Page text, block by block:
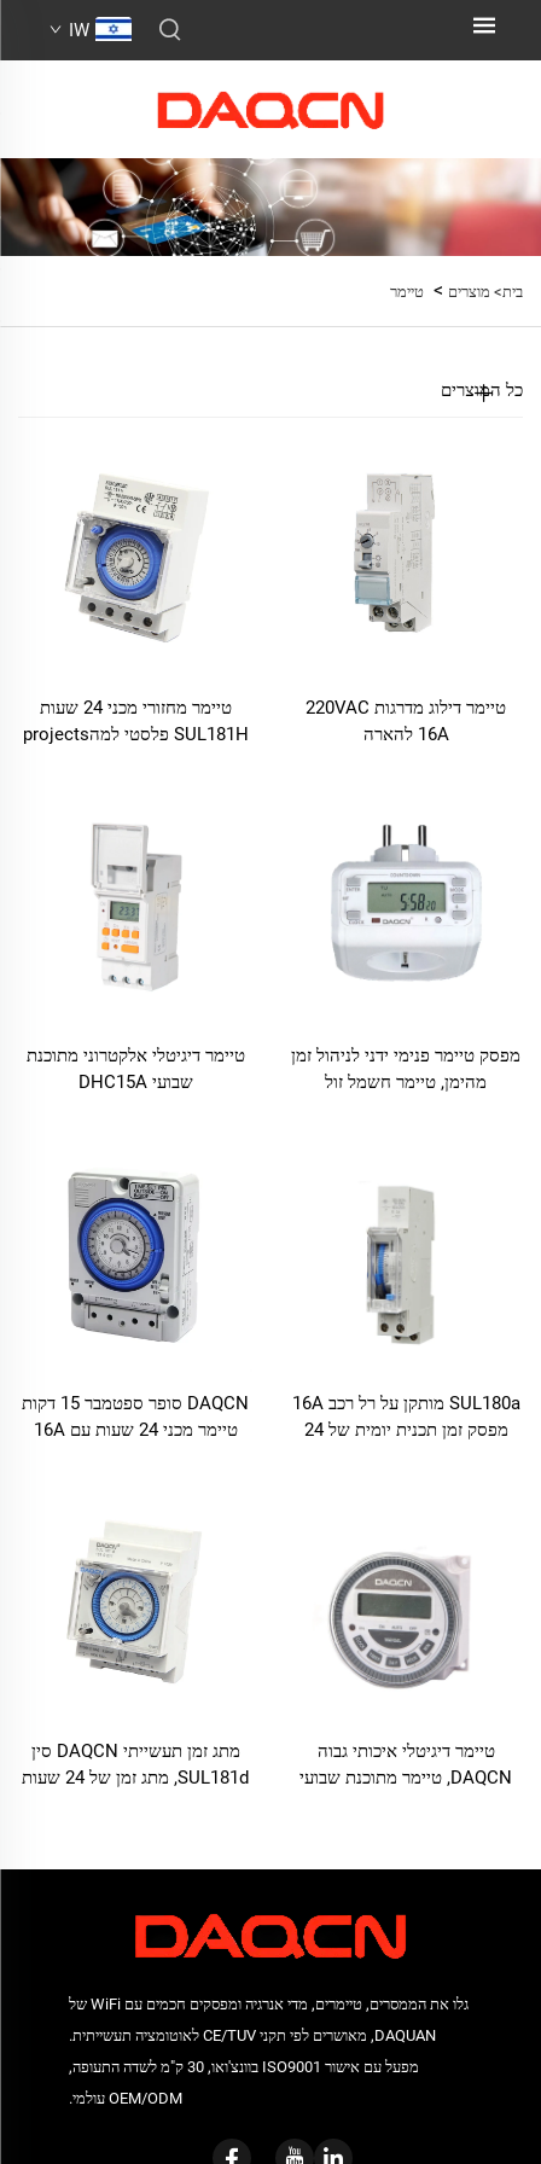
IW
בית> מוצרים > טיימר
כל המוצרים
טיימר דילוג מדרגות 220VAC
16A להארה
טיימר מחזורי מכני 24 שעות
SUL181H פלסטי למהprojects
מפסק טיימר פנימי ידני לניהול זמן
מהימן, טיימר חשמל זול
טיימר דיגיטלי אלקטרוני מתוכנת
שבועי DHC15A
SUL180a מותקן על רל רכב 16A
מפסק זמן תכנית יומית של 24
DAQCN סופר ספטמבר 15 דקות
טיימר מכני 24 שעות עם 16A
טיימר דיגיטלי איכותי גבוה
DAQCN, טיימר מתוכנת שבועי
מתג זמן תעשייתי DAQCN סין
SUL181d, מתג זמן של 24 שעות
גלו את הממסרים, טיימרים, מדי אנרגיה ומפסקים חכמים עם WiFi של
DAQUAN, מאושרים לפי תקני CE/TUV לאוטומציה תעשייתית.
מפעל עם אישור ISO9001 בוונצ'ואו, 30 ק"מ לשדה התעופה,
OEM/ODM עולמי.